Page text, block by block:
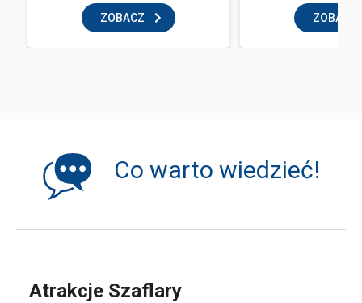
ZOBACZ ZOBACZ
Co warto wiedzieć!
Atrakcje Szaflary